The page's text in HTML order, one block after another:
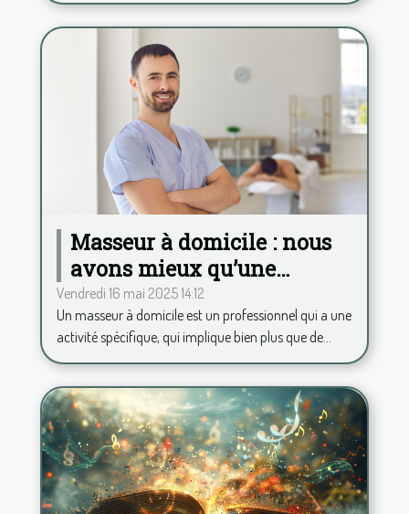
Masseur à domicile : nous
avons mieux qu’une
application pour calculer
vos frais kilométriques !
Vendredi 16 mai 2025 14:12
Un masseur à domicile est un professionnel qui a une
activité spécifique, qui implique bien plus que de...